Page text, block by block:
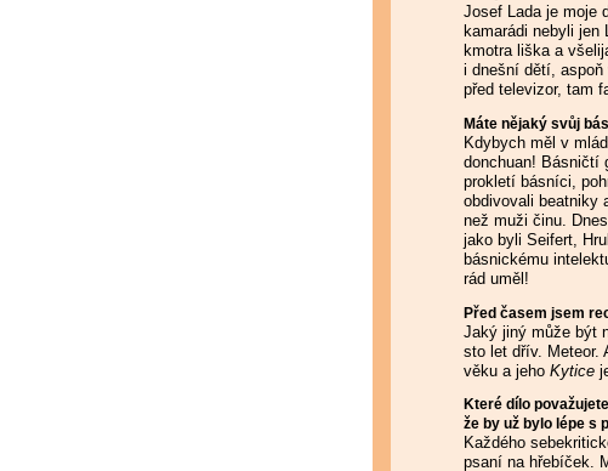
Josef Lada je moje
kamarádi nebyli
kmotra liška a
i dnešní dětí, aspoň
před televizor, tam
Máte nějaký svůj
Kdybych měl v
donchuan! Básničtí
prokletí básníci,
obdivovali beatniky
než muži činu.
jako byli Seifert,
básnickému
rád uměl!
Před časem jsem
Jaký jiný může být
sto let dřív. Meteor.
věku a jeho Kytice
Které dílo
že by už bylo lépe s
Každého
psaní na hřebíček.